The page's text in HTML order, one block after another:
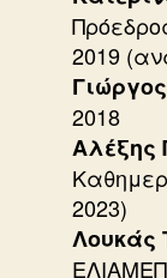
2019
2018
Αλέξης
2023)
Λουκάς